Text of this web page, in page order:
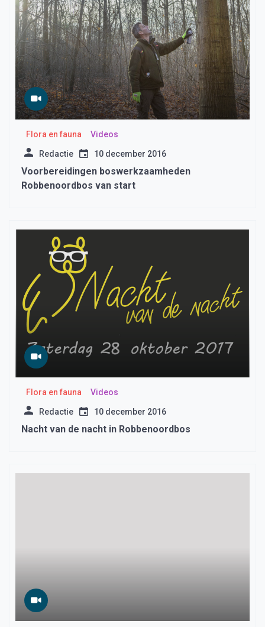
Flora en fauna Videos
Redactie 10 december 2016
Voorbereidingen boswerkzaamheden
Robbenoordbos van start
Flora en fauna Videos
Redactie 10 december 2016
Nacht van de nacht in Robbenoordbos